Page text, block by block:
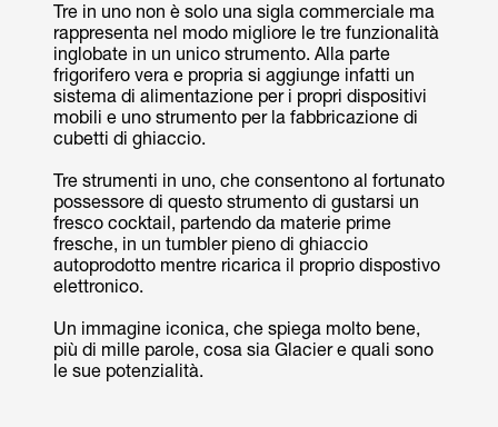
Tre in uno non è solo una sigla commerciale ma
rappresenta nel modo migliore le tre funzionalità
inglobate in un unico strumento. Alla parte
frigorifero vera e propria si aggiunge infatti un
sistema di alimentazione per i propri dispositivi
mobili e uno strumento per la fabbricazione di
cubetti di ghiaccio.
Tre strumenti in uno, che consentono al fortunato
possessore di questo strumento di gustarsi un
fresco cocktail, partendo da materie prime
fresche, in un tumbler pieno di ghiaccio
autoprodotto mentre ricarica il proprio dispostivo
elettronico.
Un immagine iconica, che spiega molto bene,
più di mille parole, cosa sia Glacier e quali sono
le sue potenzialità.